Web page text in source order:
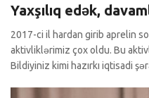
Yaxşılıq edək,
2017-ci il hardan girib aprelin
aktivliklərimiz çox oldu. Bu
Bildiyiniz kimi hazırkı iqtisadi